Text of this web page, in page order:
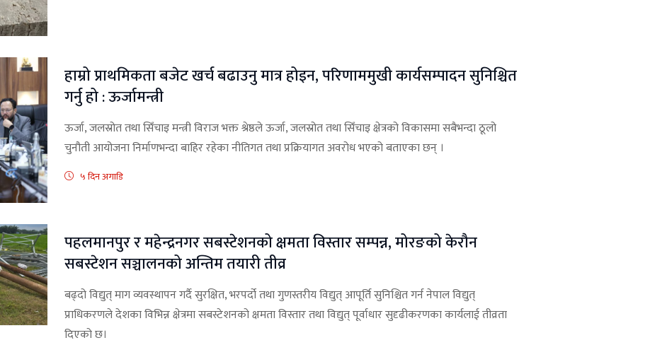
हाम्रो प्राथमिकता बजेट खर्च बढाउनु मात्र होइन, परिणाममुखी कार्यसम्पादन सुनिश्चित
गर्नु हो : ऊर्जामन्त्री
ऊर्जा, जलस्रोत तथा सिँचाइ मन्त्री विराज भक्त श्रेष्ठले ऊर्जा, जलस्रोत तथा सिँचाइ क्षेत्रको विकासमा सबैभन्दा ठूलो
चुनौती आयोजना निर्माणभन्दा बाहिर रहेका नीतिगत तथा प्रक्रियागत अवरोध भएको बताएका छन् ।
५ दिन अगाडि
पहलमानपुर र महेन्द्रनगर सबस्टेशनको क्षमता विस्तार सम्पन्न, मोरङको केरौन
सबस्टेशन सञ्चालनको अन्तिम तयारी तीव्र
बढ्दो विद्युत् माग व्यवस्थापन गर्दै सुरक्षित, भरपर्दो तथा गुणस्तरीय विद्युत् आपूर्ति सुनिश्चित गर्न नेपाल विद्युत्
प्राधिकरणले देशका विभिन्न क्षेत्रमा सबस्टेशनको क्षमता विस्तार तथा विद्युत् पूर्वाधार सुदृढीकरणका कार्यलाई तीव्रता
दिएको छ।